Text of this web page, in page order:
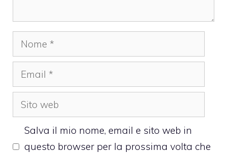
Nome
Email
Sito
web
Salva il mio nome, email e sito web in
questo browser per la prossima volta che